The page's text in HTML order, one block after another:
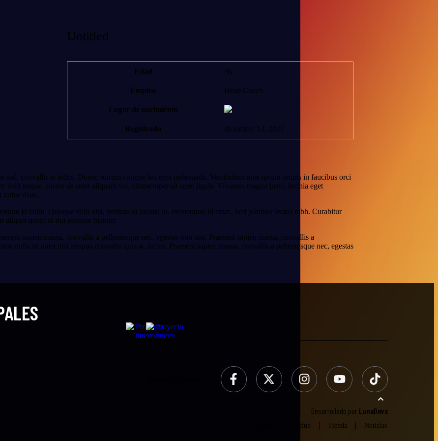
Untitled
Edad 36
Empleo Head Coach
Lugar de nacimiento
Registrado diciembre 14, 2022
sed, convallis at tellus. Donec rutrum congue leo eget malesuada. Vestibulum ante ipsum primis in faucibus orci
velit neque, auctor sit amet aliquam vel, ullamcorper sit amet ligula. Vivamus magna justo, lacinia eget
tortor risus.
id enim. Quisque velit nisi, pretium ut lacinia in, elementum id enim. Sed porttitor lectus nibh. Curabitur
aliquet quam id dui posuere blandit.
sapien massa, convallis a pellentesque nec, egestas non nisi. Praesent sapien massa, convallis a
nulla sit amet nisl tempus convallis quis ac lectus. Praesent sapien massa, convallis a pellentesque nec, egestas
Desarrollado por LunaDevs
El club Tienda Noticias